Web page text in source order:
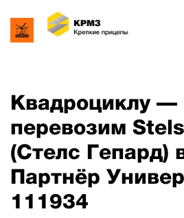
Квадроциклу
перевозим
(Стелс Гепард)
Партнёр
111934